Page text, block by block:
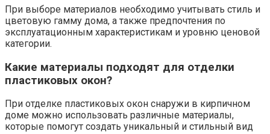
При выборе материалов необходимо учитывать стиль и
цветовую гамму дома, а также предпочтения по
эксплуатационным характеристикам и уровню ценовой
категории.
Какие материалы подходят для отделки
пластиковых окон?​
При отделке пластиковых окон снаружи в кирпичном
доме можно использовать различные материалы,
которые помогут создать уникальный и стильный вид